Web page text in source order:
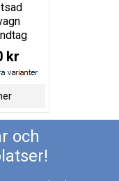
kr
och